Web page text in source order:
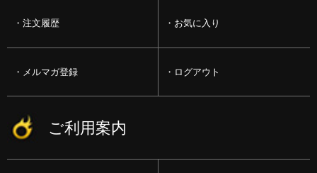
注文履歴 お気に入り
メルマガ登録 ログアウト
ご利用案内